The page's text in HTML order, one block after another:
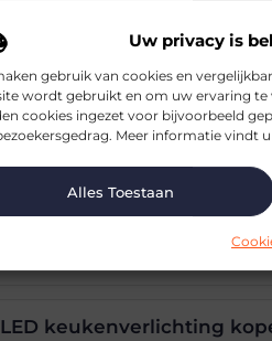
Uw privacy is
gebruik van cookies en
wordt gebruikt en om uw ervaring
cookies ingezet voor bijvoorbeeld
Meer informatie vindt
Alles Toestaan
verlichting in de keuken
van LED verlichting in de
juiste verlichting in mijn
keukenverlichting